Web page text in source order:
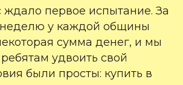
первое испытание. За
у каждой общины
сумма денег, и мы
удвоить свой
были просты: купить в